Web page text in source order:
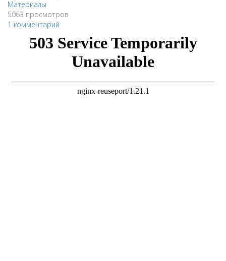
Материалы
5063 просмотров
1 комментарий